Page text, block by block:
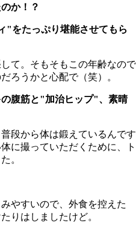
か！？
をたっぷり堪能させてもら
て。そもそもこの年齢なので
ろうかと心配で（笑）。
腹筋と"加治ヒップ"、素晴
段から体は鍛えているんです
に撮っていただくために、ト
。
やすいので、外食を控えた
りはしましたけど。